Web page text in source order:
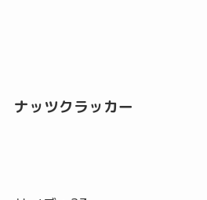
ナッツクラッカー